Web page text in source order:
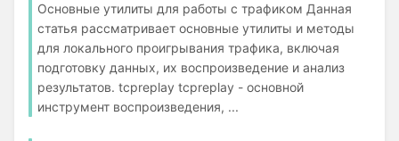
Основные утилиты для работы с трафиком Данная
статья рассматривает основные утилиты и методы
для локального проигрывания трафика, включая
подготовку данных, их воспроизведение и анализ
результатов. tcpreplay tcpreplay - основной
инструмент воспроизведения, ...